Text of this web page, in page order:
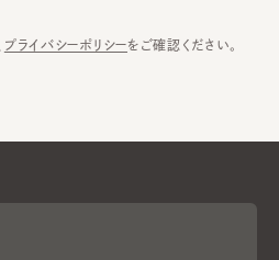
プライバシーポリシーをご確認ください。